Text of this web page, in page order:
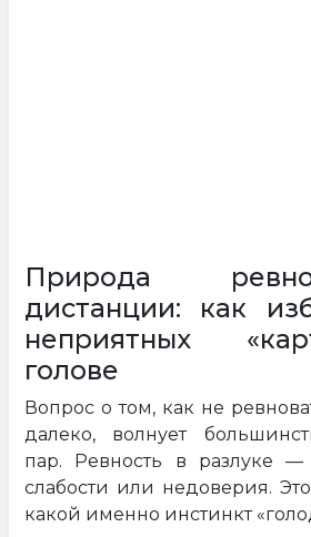
Природа
дистанции: как
неприятных
голове
Вопрос о том, как не
далеко, волнует
пар. Ревность в разлуке
слабости или недоверия.
какой именно инстинкт